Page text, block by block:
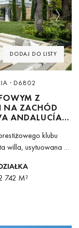
DODAJ DO LISTY
Next
· D6802
Z
NA ZACHÓD
ANDALUCÍA,
klubu
willa, usytuowana na
742 M²